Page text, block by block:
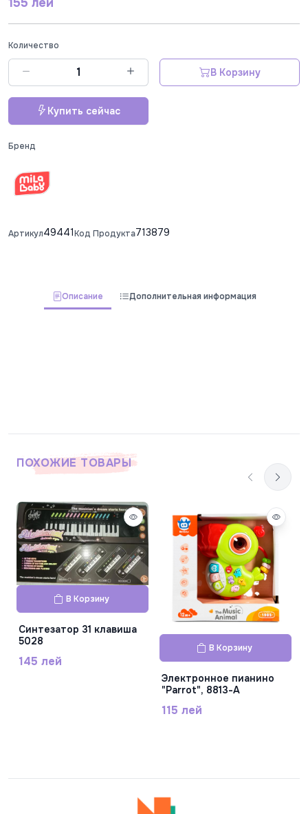
Количество
В Корзину
Купить сейчас
Бренд
Артикул49441Код Продукта713879
Описание Дополнительная информация
ПОХОЖИЕ ТОВАРЫ
В Корзину
Cинтезатор 31 клавиша
5028
145 лей
В Корзину
Электронное пианино
"Parrot", 8813-A
115 лей